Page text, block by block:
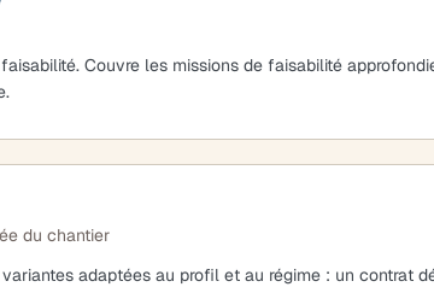
Couvre les missions de faisabilité
du chantier
adaptées au profil et au régime : un contrat